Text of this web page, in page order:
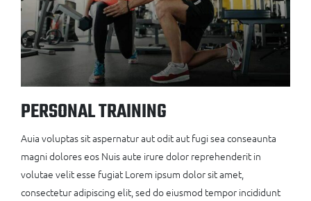
PERSONAL TRAINING
Auia voluptas sit aspernatur aut odit aut fugi sea conseaunta
magni dolores eos Nuis aute irure dolor reprehenderit in
volutae velit esse fugiat Lorem ipsum dolor sit amet,
consectetur adipiscing elit, sed do eiusmod tempor incididunt